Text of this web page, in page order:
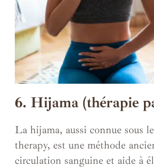
6. Hijama (thérapie
La hijama, aussi connue sous
therapy, est une méthode
circulation sanguine et aide à